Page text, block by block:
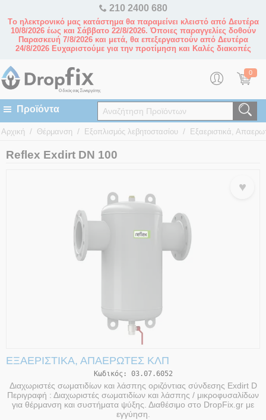
210 2400 680
Tο ηλεκτρονικό μας κατάστημα θα παραμείνει κλειστό από Δευτέρα
10/8/2026 έως και Σάββατο 22/8/2026. Όποιες παραγγελίες δοθούν
Παρασκευή 7/8/2026 και μετά, θα επεξεργαστούν από Δευτέρα
24/8/2026 Ευχαριστούμε για την προτίμηση και Καλές διακοπές
0
Αρχική / Θέρμανση / Εξοπλισμός λεβητοστασίου / Εξαεριστικά,
Reflex Exdirt DN 100
♥
ΕΞΑΕΡΙΣΤΙΚΆ, ΑΠΑΕΡΩΤΈΣ ΚΛΠ
Κωδικός: 03.07.6052
Διαχωριστές σωματιδίων και λάσπης οριζόντιας σύνδεσης Exdirt D
Περιγραφή : Διαχωριστές σωματιδίων και λάσπης / μικροφυσαλίδων
για θέρμανση και συστήματα ψύξης. Διαθέσιμο στο DropFix.gr με
εγγύηση.